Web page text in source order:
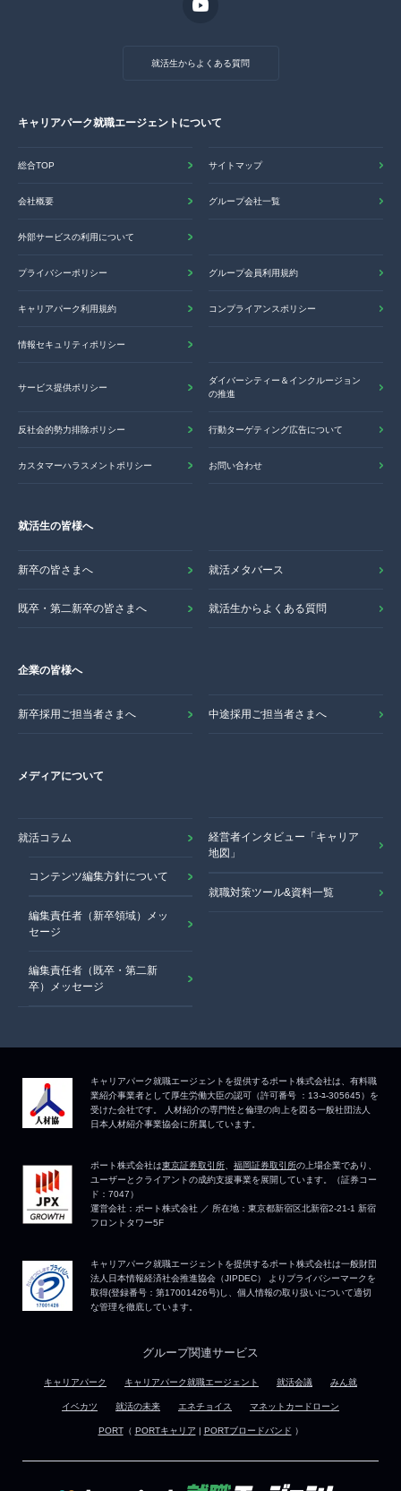
就活生からよくある質問
キャリアパーク就職エージェントについて
総合TOP サイトマップ
会社概要 グループ会社一覧
外部サービスの利用について
プライバシーポリシー グループ会員利用規約
キャリアパーク利用規約 コンプライアンスポリシー
情報セキュリティポリシー
サービス提供ポリシー
ダイバーシティー＆インクルージョン
の推進
反社会的勢力排除ポリシー 行動ターゲティング広告について
カスタマーハラスメントポリシー お問い合わせ
就活生の皆様へ
新卒の皆さまへ 就活メタバース
既卒・第二新卒の皆さまへ 就活生からよくある質問
企業の皆様へ
新卒採用ご担当者さまへ 中途採用ご担当者さまへ
メディアについて
就活コラム
コンテンツ編集方針について
編集責任者（新卒領域）メッ
セージ
編集責任者（既卒・第二新
卒）メッセージ
経営者インタビュー「キャリア
地図」
就職対策ツール&資料一覧